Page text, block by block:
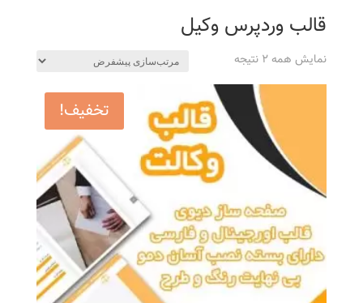
قالب وردپرس وکیل
نمایش همه 2 نتیجه
تخفیف!